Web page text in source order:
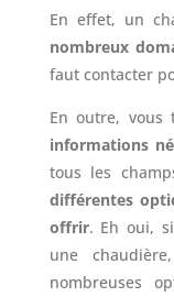
En effet, un
nombreux
faut contacter
En outre, vous
informations
tous les
différentes
offrir. Eh oui,
une
nombreuses